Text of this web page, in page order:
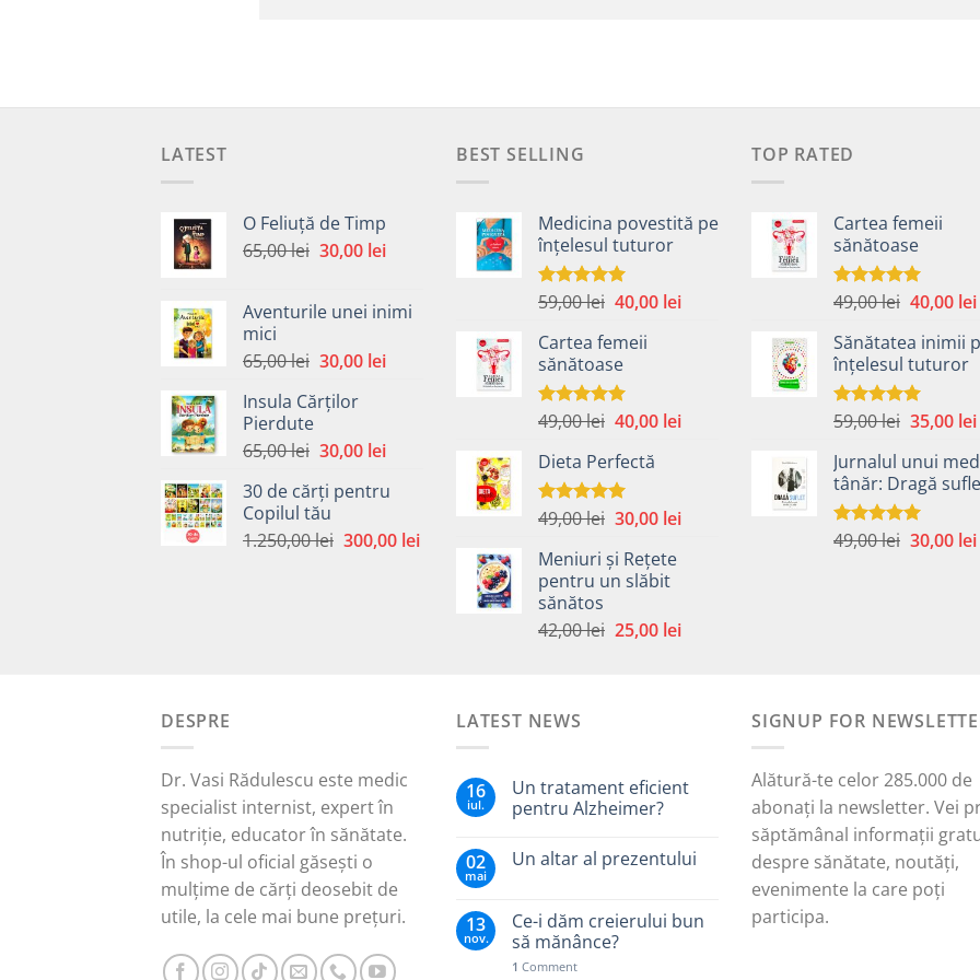
LATEST
O Feliuță de Timp
65,00lei Prețul
fost:
30,00 leiPrețul
30,00 lei.
Aventurile unei inimi
mici
65,00lei Prețul
a
65,00 lei.
30,00 leiPrețul
Insula Cărților
Pierdute
65,00lei Prețul
a
fost:
65,00 lei.
30,00 leiPrețul
este:
30 de cărți pentru
Copilul tău
1.250,00lei Prețul
300,00 leiPrețul
300,00 lei.
BEST SELLING
Medicina povestită pe
înțelesul tuturor
Evaluat la
59,00lei Prețul
a
fost:
59,00 lei.
40,00 leiPrețul
Cartea femeii
sănătoase
Evaluat la
49,00lei Prețul
a
fost:
49,00 lei.
40,00 leiPrețul
Dieta Perfectă
Evaluat la
49,00lei Prețul
a
fost:
30,00 leiPrețul
Meniuri și Rețete
pentru un slăbit
sănătos
42,00lei Prețul
25,00 leiPrețul
TOP RATED
Cartea femeii
sănătoase
Evaluat la
49,00lei Prețul
a
fost:
49,00 lei.
40,00 lei
Sănătatea inimii
înțelesul tuturor
Evaluat la
59,00lei Prețul
a
fost:
59,00 lei.
35,00 lei
Jurnalul unui
tânăr: Dragă
Evaluat la
49,00lei Prețul
30,00 lei
DESPRE
Dr. Vasi Rădulescu este medic
specialist internist, expert în
nutriție, educator în sănătate.
În shop-ul oficial găsești o
mulțime de cărți deosebit de
utile, la cele mai bune prețuri.
LATEST NEWS
16
iul.
Un tratament eficient
pentru Alzheimer?
02
mai
Un altar al prezentului
13
nov.
Ce-i dăm creierului bun
să mănânce?
1 Comment
SIGNUP FOR
Alătură-te celor 285.000 de
abonați la newsletter. Vei
săptămânal informații
despre sănătate, noutăți,
evenimente la care poți
participa.